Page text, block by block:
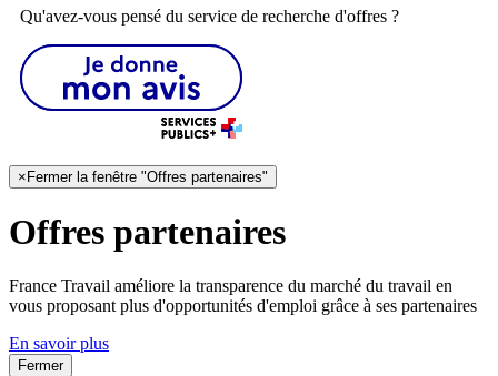
Qu'avez-vous pensé du service de recherche d'offres ?
×Fermer la fenêtre "Offres partenaires"
Offres partenaires
France Travail améliore la transparence du marché du travail en
vous proposant plus d'opportunités d'emploi grâce à ses partenaires
En savoir plus
Fermer